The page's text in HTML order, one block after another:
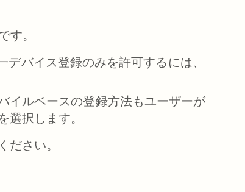
す。
バイス登録のみを許可するには、
イルベースの登録方法もユーザーが
選択します。
ださい。